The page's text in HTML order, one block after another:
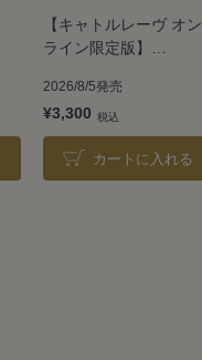
【キャトルレーヴ オン
ライン限定版】
2026
2026/8/5発売
¥3,300
カートに入れる